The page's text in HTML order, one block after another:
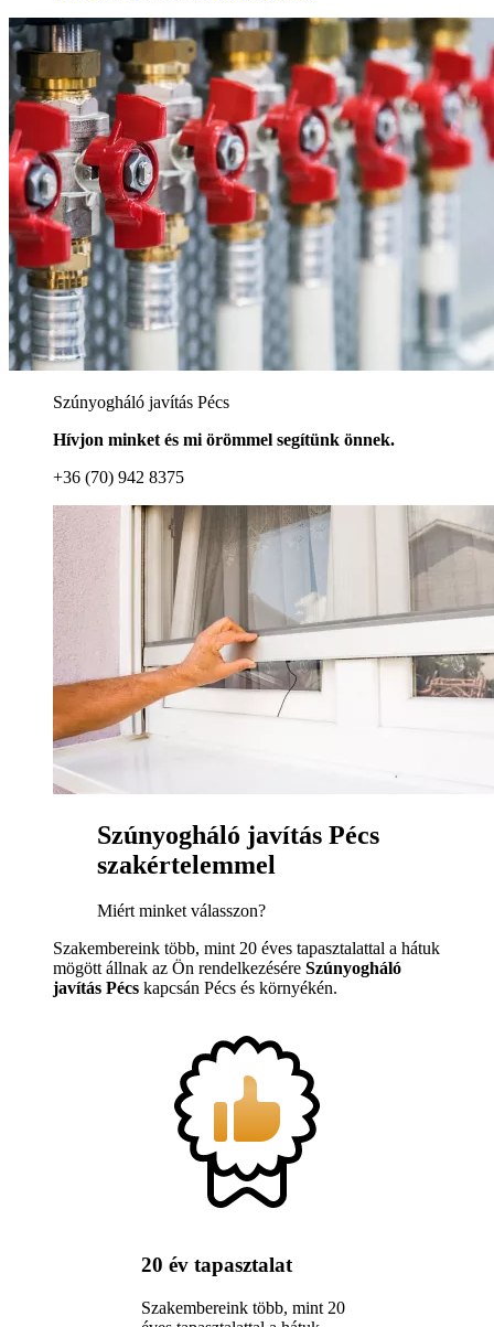
Szúnyogháló javítás Pécs
Hívjon minket és mi örömmel segítünk önnek.
+36 (70) 942 8375
Szúnyogháló javítás Pécs
szakértelemmel
Miért minket válasszon?
Szakembereink több, mint 20 éves tapasztalattal a hátuk
mögött állnak az Ön rendelkezésére Szúnyogháló
javítás Pécs kapcsán Pécs és környékén.
20 év tapasztalat
Szakembereink több, mint 20